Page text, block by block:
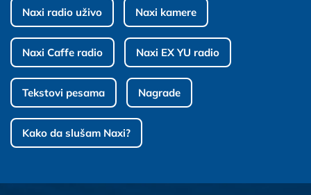
Naxi radio uživo Naxi kamere
Naxi Caffe radio Naxi EX YU radio
Tekstovi pesama Nagrade
Kako da slušam Naxi?